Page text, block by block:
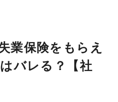
業保険をもらえ
バレる？【社